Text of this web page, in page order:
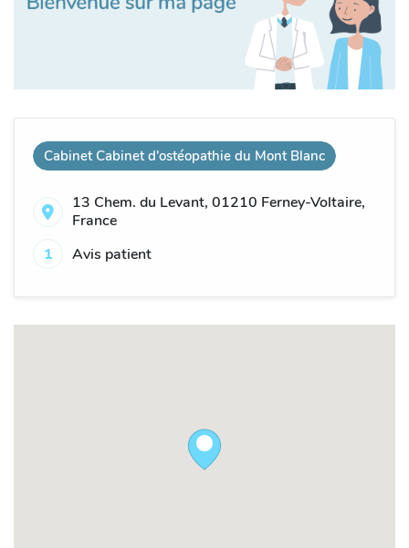
Cabinet Cabinet d'ostéopathie du Mont Blanc
13 Chem. du Levant, 01210 Ferney-Voltaire,
France
1
Avis patient